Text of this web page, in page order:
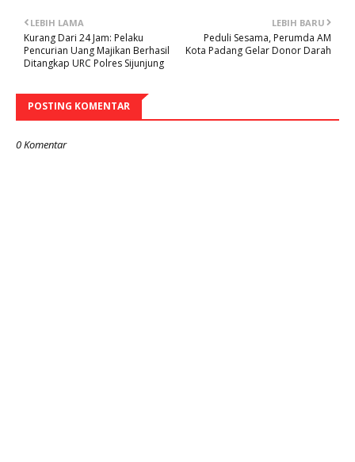
LEBIH BARU
Peduli Sesama, Perumda AM
Kota Padang Gelar Donor Darah
LEBIH LAMA
Kurang Dari 24 Jam: Pelaku
Pencurian Uang Majikan Berhasil
Ditangkap URC Polres Sijunjung
POSTING KOMENTAR
0 Komentar